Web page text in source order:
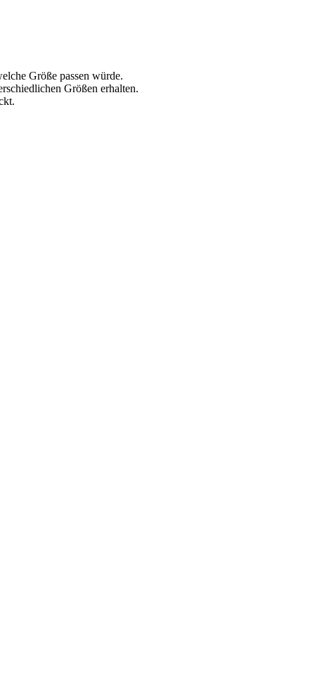
Größe passen würde.
Größen erhalten.